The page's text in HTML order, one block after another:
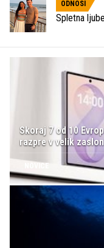
ODNOSI
Spletna
Skoraj 7 od 10
razpre v velik
NOVICE